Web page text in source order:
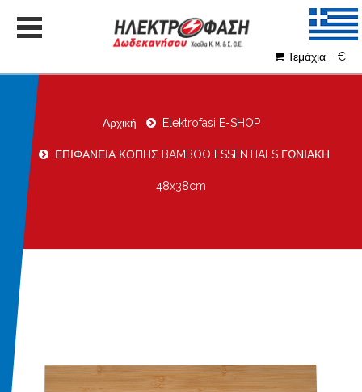
Τεμάχια - €
Αρχική Elektrofasi E-SHOP
ΕΠΙΦΑΝΕΙΑ ΚΟΠΗΣ BAMBOO ESSENTIALS ΓΩΝΙΑΚΗ
48x38cm